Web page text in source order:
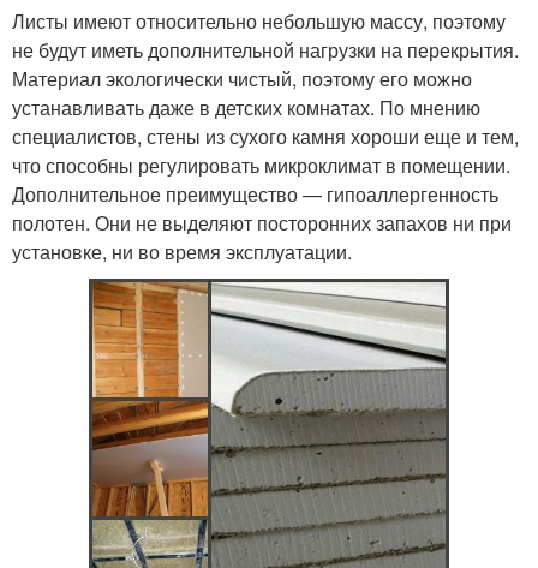
Листы имеют относительно небольшую массу, поэтому
не будут иметь дополнительной нагрузки на перекрытия.
Материал экологически чистый, поэтому его можно
устанавливать даже в детских комнатах. По мнению
специалистов, стены из сухого камня хороши еще и тем,
что способны регулировать микроклимат в помещении.
Дополнительное преимущество — гипоаллергенность
полотен. Они не выделяют посторонних запахов ни при
установке, ни во время эксплуатации.